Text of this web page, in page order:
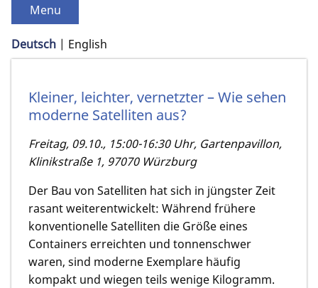
Menu
Deutsch English
Kleiner, leichter, vernetzter – Wie sehen
moderne Satelliten aus?
Freitag, 09.10., 15:00-16:30 Uhr, Gartenpavillon,
Klinikstraße 1, 97070 Würzburg
Der Bau von Satelliten hat sich in jüngster Zeit
rasant weiterentwickelt: Während frühere
konventionelle Satelliten die Größe eines
Containers erreichten und tonnenschwer
waren, sind moderne Exemplare häufig
kompakt und wiegen teils wenige Kilogramm.